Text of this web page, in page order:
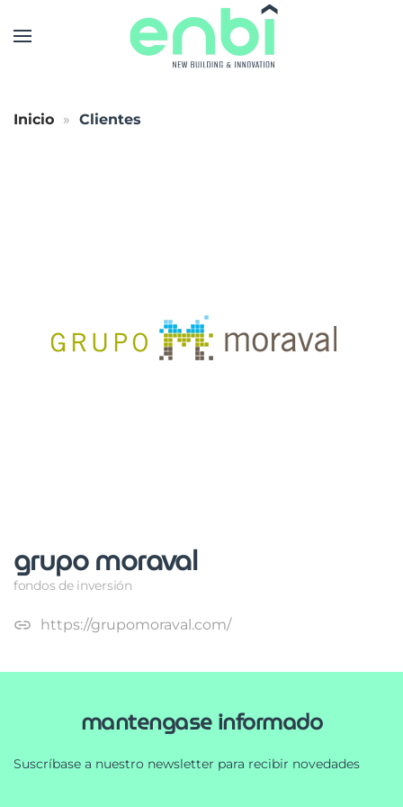
Skip to main content
Inicio Clientes
grupo moraval
fondos de inversión
https://grupomoraval.com/